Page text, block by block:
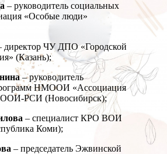
– руководитель социальных
«Особые люди»
директор ЧУ ДПО «Городской
(Казань);
– руководитель
НМООИ «Ассоциация
РСИ (Новосибирск);
– специалист КРО ВОИ
Коми);
– председатель Эжвинской